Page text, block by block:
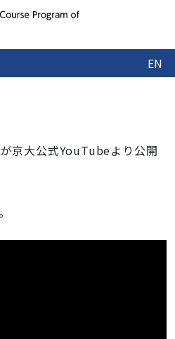
EN
京大公式YouTubeより公開